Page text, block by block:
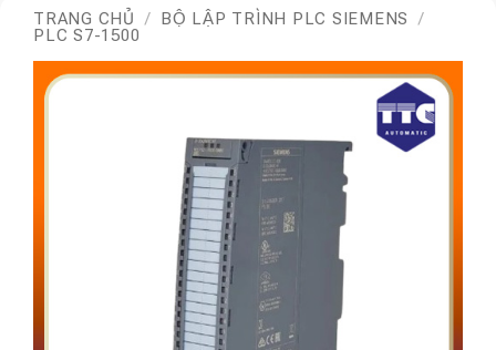
TRANG CHỦ / BỘ LẬP TRÌNH PLC SIEMENS
/
PLC S7-1500